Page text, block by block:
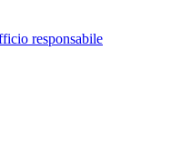
responsabile